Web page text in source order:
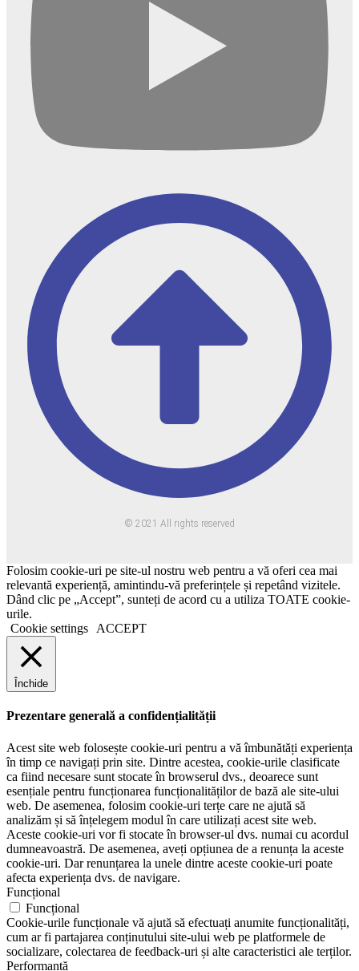
© 2021 All rights reserved
Folosim cookie-uri pe site-ul nostru web pentru a vă oferi cea mai
relevantă experiență, amintindu-vă preferințele și repetând vizitele.
Dând clic pe „Accept”, sunteți de acord cu a utiliza TOATE cookie-
urile.
Cookie settings
ACCEPT
Închide
Prezentare generală a confidențialității
Acest site web folosește cookie-uri pentru a vă îmbunătăți experiența
în timp ce navigați prin site. Dintre acestea, cookie-urile clasificate
ca fiind necesare sunt stocate în browserul dvs., deoarece sunt
esențiale pentru funcționarea funcționalităților de bază ale site-ului
web. De asemenea, folosim cookie-uri terțe care ne ajută să
analizăm și să înțelegem modul în care utilizați acest site web.
Aceste cookie-uri vor fi stocate în browser-ul dvs. numai cu acordul
dumneavoastră. De asemenea, aveți opțiunea de a renunța la aceste
cookie-uri. Dar renunțarea la unele dintre aceste cookie-uri poate
afecta experiența dvs. de navigare.
Funcțional
Funcțional
Cookie-urile funcționale vă ajută să efectuați anumite funcționalități,
cum ar fi partajarea conținutului site-ului web pe platformele de
socializare, colectarea de feedback-uri și alte caracteristici ale terților.
Performanță